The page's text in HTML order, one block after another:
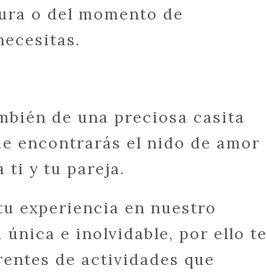
o del momento de
de una preciosa casita
encontrarás el nido de amor
ti y tu pareja.
experiencia en nuestro
única e inolvidable, por ello te
de actividades que